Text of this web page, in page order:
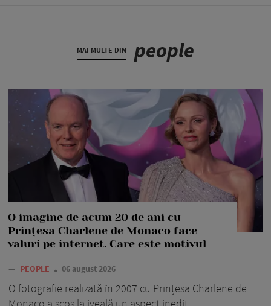
MAI MULTE DIN people
O imagine de acum 20 de ani cu
Prințesa Charlene de Monaco face
valuri pe internet. Care este motivul
— PEOPLE 06 august 2026
O fotografie realizată în 2007 cu Prințesa Charlene de
Monaco a scos la iveală un aspect inedit.